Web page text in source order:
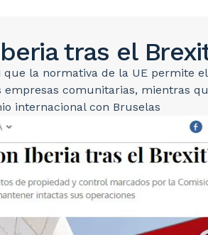
tras el
que la normativa de la UE permite
comunitarias, mientras
internacional con Bruselas